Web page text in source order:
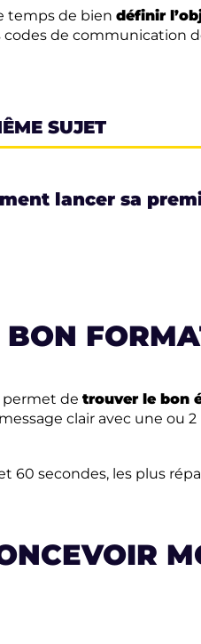
temps de bien définir
de communication
SUJET
lancer sa
BON
permet de trouver le bon
clair avec une ou
60 secondes, les plus